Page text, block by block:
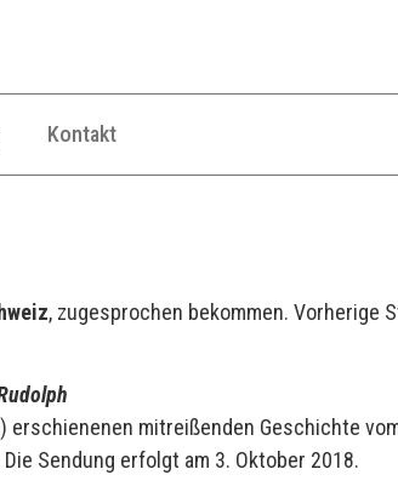
Kontakt
, zugesprochen bekommen. Vorherige
) erschienenen mitreißenden Geschichte
Sendung erfolgt am 3. Oktober 2018.